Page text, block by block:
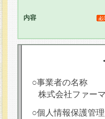
内容
○事業者の名称
株式会社ファー
○個人情報保護管